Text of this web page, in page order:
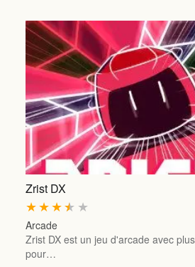
Zrist DX
★
★
★
★
★
Arcade
Zrist DX est un jeu d'arcade avec
pour…